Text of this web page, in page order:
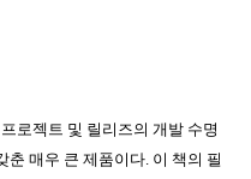
로젝트 및 릴리즈의 개발 수명
춘 매우 큰 제품이다. 이 책의 필